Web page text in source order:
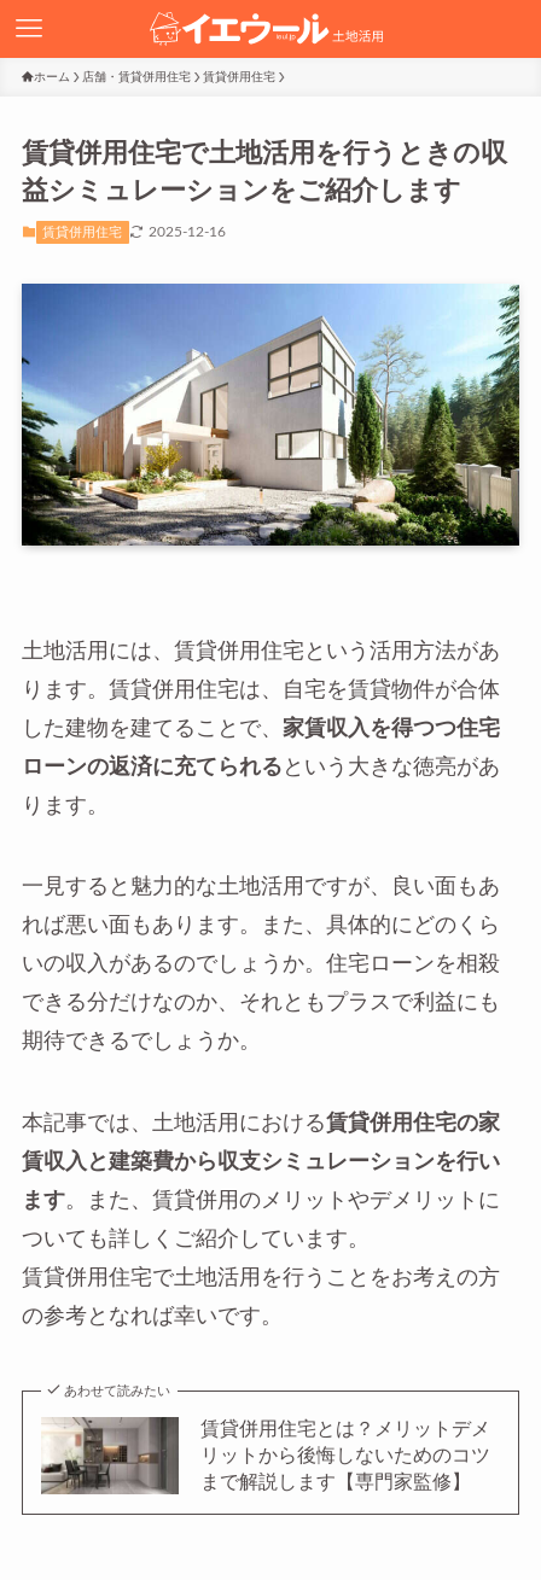
ホーム 店舗・賃貸併用住宅 賃貸併用住宅
賃貸併用住宅で土地活用を行うときの収
益シミュレーションをご紹介します
賃貸併用住宅 2025-12-16
土地活用には、賃貸併用住宅という活用方法があ
ります。賃貸併用住宅は、自宅を賃貸物件が合体
した建物を建てることで、 家賃収入を得つつ住宅
ローンの返済に充てられる という大きな徳亮があ
ります。
一見すると魅力的な土地活用ですが、良い面もあ
れば悪い面もあります。また、具体的にどのくら
いの収入があるのでしょうか。住宅ローンを相殺
できる分だけなのか、それともプラスで利益にも
期待できるでしょうか。
本記事では、土地活用における賃貸併用住宅の家
賃収入と建築費から収支シミュレーションを行い
ます。また、賃貸併用のメリットやデメリットに
ついても詳しくご紹介しています。
賃貸併用住宅で土地活用を行うことをお考えの方
の参考となれば幸いです。
あわせて読みたい
賃貸併用住宅とは？メリットデメ
リットから後悔しないためのコツ
まで解説します【専門家監修】